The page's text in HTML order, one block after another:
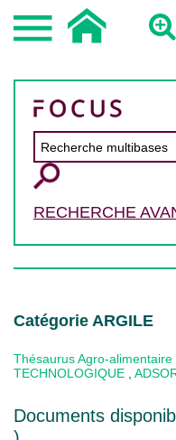
RECHERCHE
Catégorie ARGILE
Thésaurus Agro-alimentaire
TECHNOLOGIQUE
Documents